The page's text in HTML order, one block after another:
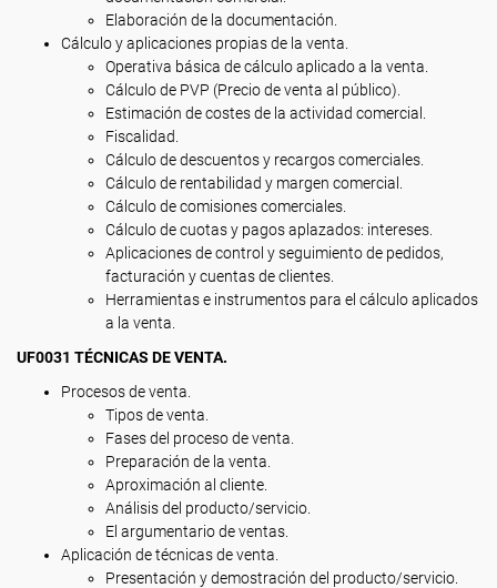
Elaboración de la documentación.
Cálculo y aplicaciones propias de la venta.
Operativa básica de cálculo aplicado a la venta.
Cálculo de PVP (Precio de venta al público).
Estimación de costes de la actividad comercial.
Fiscalidad.
Cálculo de descuentos y recargos comerciales.
Cálculo de rentabilidad y margen comercial.
Cálculo de comisiones comerciales.
Cálculo de cuotas y pagos aplazados: intereses.
Aplicaciones de control y seguimiento de pedidos,
facturación y cuentas de clientes.
Herramientas e instrumentos para el cálculo aplicados
a la venta.
UF0031 TÉCNICAS DE VENTA.
Procesos de venta.
Tipos de venta.
Fases del proceso de venta.
Preparación de la venta.
Aproximación al cliente.
Análisis del producto/servicio.
El argumentario de ventas.
Aplicación de técnicas de venta.
Presentación y demostración del producto/servicio.